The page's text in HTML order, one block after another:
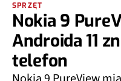
SPRZĘT
Nokia 9
Androida 11
telefon